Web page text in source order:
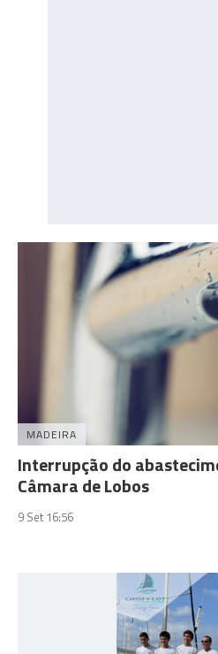
MADEIRA
Interrupção do
Câmara de Lobos
9 Set 16:56